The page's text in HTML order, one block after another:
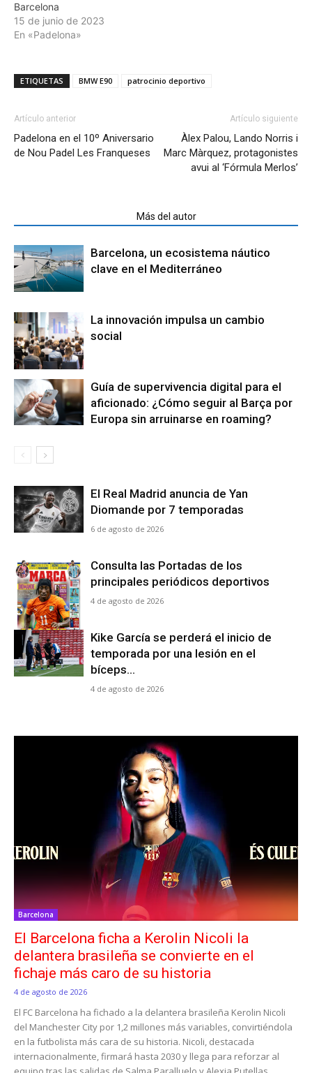
Barcelona
15 de junio de 2023
En «Padelona»
ETIQUETAS BMW E90 patrocinio deportivo
Artículo anterior
Padelona en el 10º Aniversario
de Nou Padel Les Franqueses
Artículo siguiente
Àlex Palou, Lando Norris i
Marc Màrquez, protagonistes
avui al ‘Fórmula Merlos’
Más del autor
Barcelona, un ecosistema náutico
clave en el Mediterráneo
La innovación impulsa un cambio
social
Guía de supervivencia digital para el
aficionado: ¿Cómo seguir al Barça por
Europa sin arruinarse en roaming?
El Real Madrid anuncia de Yan
Diomande por 7 temporadas
6 de agosto de 2026
Consulta las Portadas de los
principales periódicos deportivos
4 de agosto de 2026
Kike García se perderá el inicio de
temporada por una lesión en el
bíceps...
4 de agosto de 2026
Barcelona
El Barcelona ficha a Kerolin Nicoli la
delantera brasileña se convierte en el
fichaje más caro de su historia
4 de agosto de 2026
El FC Barcelona ha fichado a la delantera brasileña Kerolin Nicoli
del Manchester City por 1,2 millones más variables, convirtiéndola
en la futbolista más cara de su historia. Nicoli, destacada
internacionalmente, firmará hasta 2030 y llega para reforzar al